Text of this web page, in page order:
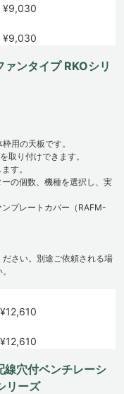
ァンタイプ RKOシリ
用の天板です。
取り付けできます。
す。
の個数、機種を選択し、実
プレートカバー（RAFM-
さい。別途ご依頼される場
線穴付ベンチレーシ
リーズ